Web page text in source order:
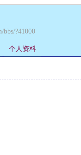
bbs/?41000
个人资料